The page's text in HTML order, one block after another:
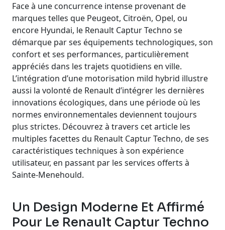
Face à une concurrence intense provenant de
marques telles que Peugeot, Citroën, Opel, ou
encore Hyundai, le Renault Captur Techno se
démarque par ses équipements technologiques, son
confort et ses performances, particulièrement
appréciés dans les trajets quotidiens en ville.
L’intégration d’une motorisation mild hybrid illustre
aussi la volonté de Renault d’intégrer les dernières
innovations écologiques, dans une période où les
normes environnementales deviennent toujours
plus strictes. Découvrez à travers cet article les
multiples facettes du Renault Captur Techno, de ses
caractéristiques techniques à son expérience
utilisateur, en passant par les services offerts à
Sainte-Menehould.
Un Design Moderne Et Affirmé
Pour Le Renault Captur Techno